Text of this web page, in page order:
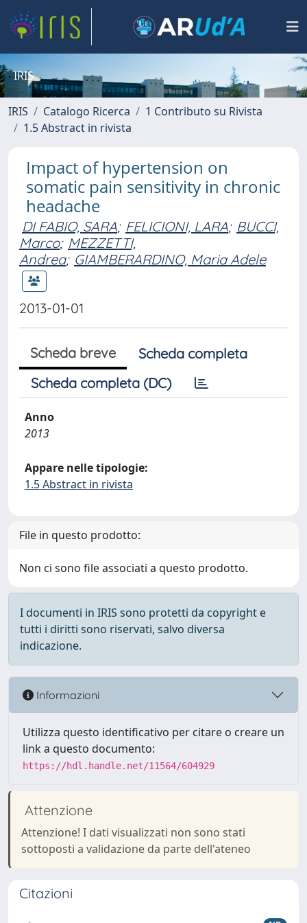
IRIS
IRIS Catalogo Ricerca
1 Contributo su Rivista
1.5 Abstract in rivista
Impact of hypertension on
somatic pain sensitivity in chronic
headache
DI FABIO, SARA; FELICIONI, LARA; BUCCI,
Marco; MEZZETTI,
Andrea; GIAMBERARDINO, Maria Adele
2013-01-01
Scheda breve
Scheda completa
Scheda completa (DC)
Anno
2013
Appare nelle tipologie:
1.5 Abstract in rivista
File in questo prodotto:
Non ci sono file associati a questo prodotto.
I documenti in IRIS sono protetti da copyright e
tutti i diritti sono riservati, salvo diversa
indicazione.
Informazioni
Utilizza questo identificativo per citare o creare un
link a questo documento:
https://hdl.handle.net/11564/604929
Attenzione
Attenzione! I dati visualizzati non sono stati
sottoposti a validazione da parte dell'ateneo
Citazioni